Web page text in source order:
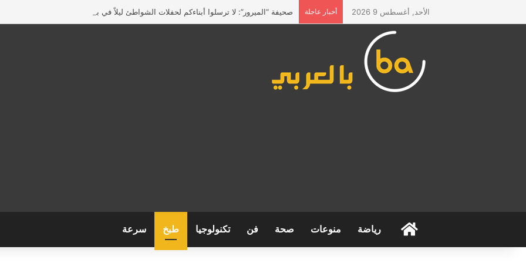
الأحد, أغسطس 9 2026 أخبار عاجلة صحيفة “الميرور”: لا ترسلوا أبناءكم لحفلات الشواطئ ليلاً في بريطانيا
الرئيسيةرياضة منوعات صحة فن تكنولوجيا طبخ سرعة